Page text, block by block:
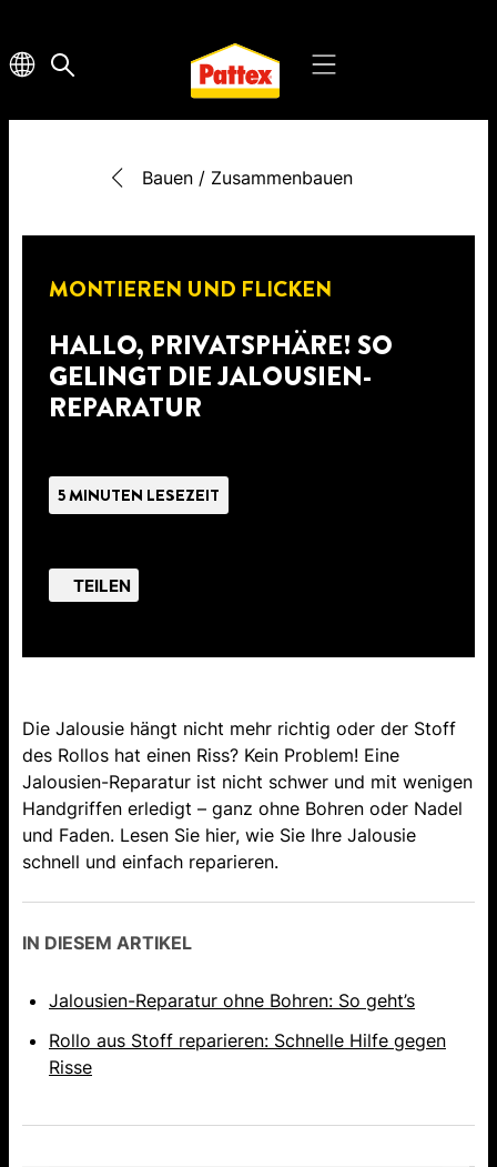
Bauen / Zusammenbauen
MONTIEREN UND FLICKEN
HALLO, PRIVATSPHÄRE! SO
GELINGT DIE JALOUSIEN-
REPARATUR
5 MINUTEN LESEZEIT
TEILEN
Die Jalousie hängt nicht mehr richtig oder der Stoff
des Rollos hat einen Riss? Kein Problem! Eine
Jalousien-Reparatur ist nicht schwer und mit wenigen
Handgriffen erledigt – ganz ohne Bohren oder Nadel
und Faden. Lesen Sie hier, wie Sie Ihre Jalousie
schnell und einfach reparieren.
IN DIESEM ARTIKEL
Jalousien-Reparatur ohne Bohren: So geht’s
Rollo aus Stoff reparieren: Schnelle Hilfe gegen
Risse